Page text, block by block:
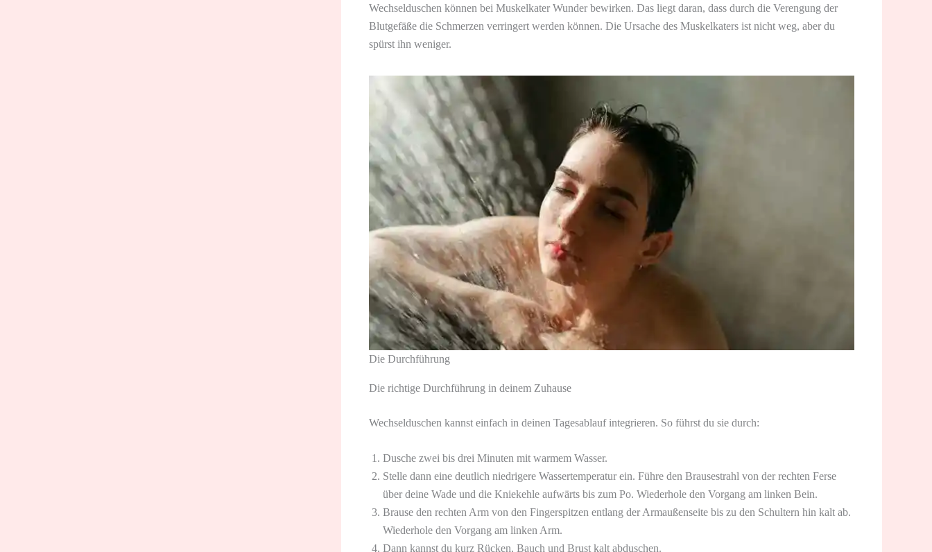
Wechselduschen können bei Muskelkater Wunder bewirken. Das liegt daran, dass durch die Verengung der
Blutgefäße die Schmerzen verringert werden können. Die Ursache des Muskelkaters ist nicht weg, aber du
spürst ihn weniger.
Die Durchführung
Die richtige Durchführung in deinem Zuhause
Wechselduschen kannst einfach in deinen Tagesablauf integrieren. So führst du sie durch:
Dusche zwei bis drei Minuten mit warmem Wasser.
Stelle dann eine deutlich niedrigere Wassertemperatur ein. Führe den Brausestrahl von der rechten Ferse
über deine Wade und die Kniekehle aufwärts bis zum Po. Wiederhole den Vorgang am linken Bein.
Brause den rechten Arm von den Fingerspitzen entlang der Armaußenseite bis zu den Schultern hin kalt ab.
Wiederhole den Vorgang am linken Arm.
Dann kannst du kurz Rücken, Bauch und Brust kalt abduschen.